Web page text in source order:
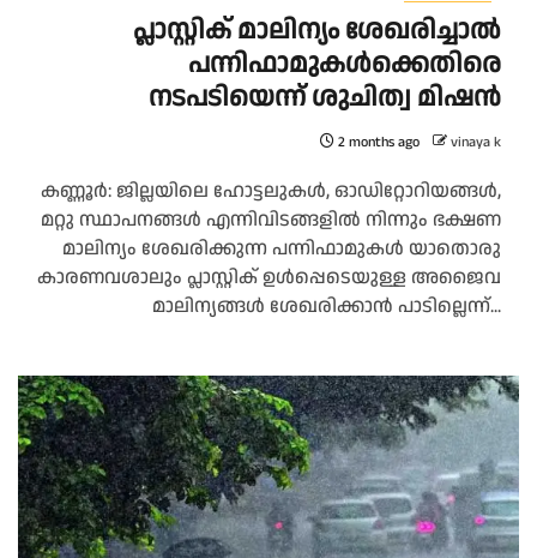
പ്ലാസ്റ്റിക് മാലിന്യം ശേഖരിച്ചാൽ
പന്നിഫാമുകൾക്കെതിരെ
നടപടിയെന്ന് ശുചിത്വ മിഷൻ
2 months ago vinaya k
കണ്ണൂർ: ജില്ലയിലെ ഹോട്ടലുകൾ, ഓഡിറ്റോറിയങ്ങൾ,
മറ്റു സ്ഥാപനങ്ങൾ എന്നിവിടങ്ങളിൽ നിന്നും ഭക്ഷണ
മാലിന്യം ശേഖരിക്കുന്ന പന്നിഫാമുകൾ യാതൊരു
കാരണവശാലും പ്ലാസ്റ്റിക് ഉൾപ്പെടെയുള്ള അജൈവ
മാലിന്യങ്ങൾ ശേഖരിക്കാൻ പാടില്ലെന്ന്...